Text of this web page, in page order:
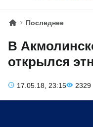
Последнее
В
открылся
17.05.18, 23:15 2329